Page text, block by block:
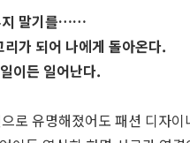
지 말기를……
가 되어 나에게 돌아온다.
이든 일어난다.
로 유명해졌어도 패션 디자